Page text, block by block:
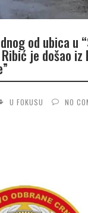
od ubica u
je došao iz
U FOKUSU NO